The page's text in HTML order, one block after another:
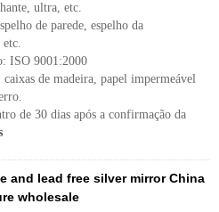
ultra, etc.
de parede, espelho da
etc.
ISO 9001:2000
caixas de madeira, papel impermeável
de 30 dias após a confirmação da
and lead free silver mirror China
wholesale